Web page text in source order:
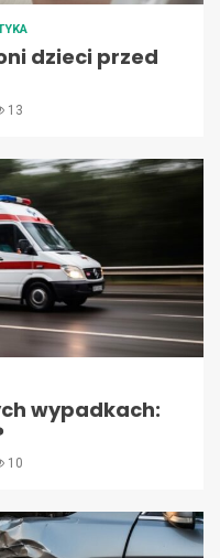
dzieci przed
13
wypadkach:
10